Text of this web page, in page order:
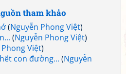
tham khảo
(Nguyễn Phong Việt)
(Nguyễn Phong Việt)
Việt)
con đường... (Nguyễn